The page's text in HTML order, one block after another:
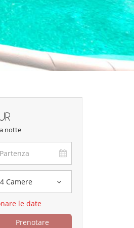
notte
4 Camere
le date
Prenotare